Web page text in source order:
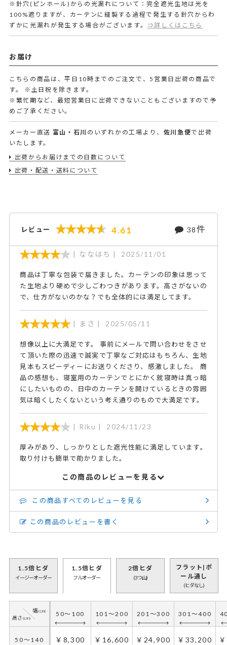
※針穴(ピンホール)からの光漏れについて：完全遮光生地は光を
100%遮りますが、カーテンに縫製する過程で発生する針穴からわ
ずかに光漏れが発生する場合がございます。 ⇒詳しくはこちら
お届け
こちらの商品は、平日10時までのご注文で、5営業日出荷の商品で
す。
※土日祝を除きます。
※繁忙期など、最短営業日に出荷できないこともございますので予
めご了承ください。
メーカー直送 富山・石川 のいずれかの工場より、 佐川急便で出荷
いたします。
出荷からお届けまでの日数について
出荷・配送・送料について
レビュー 4.61 38件
ななはち 2025/11/01
商品は丁寧な包装で届きました。カーテンの印象は思って
た生地より硬めで少しごわつきがあります。高さがないの
で、仕方がないのかな？でも全体的には満足してます。
まさ 2025/05/11
想像以上に大満足です。 事前にメールで問い合わせをさせ
て頂いた際の迅速で誠実で丁寧なご対応はもちろん、生地
見本もスピーディーにお送りくださり、感激しました。 商
品の感想も、寝室用のカーテンでとにかく就寝時は真っ暗
にしたいものの、日中のカーテンを開けているときの雰囲
気は暗くしたくないという考え通りのもので大満足です。
Riku 2024/11/23
厚みがあり、しっかりとした遮光性能に満足しています。
取り付けも簡単で助かりました。
この商品のレビューを見る
この商品すべてのレビューを見る
この商品のレビューを書く
1.5倍ヒダ
イージーオーダー
1.5倍ヒダ
フルオーダー
50～100 101～200 201～300 301～400
50～140 ￥8,300 ￥16,600 ￥24,900 ￥33,200
2倍ヒダ
(3つ山)
フラット|ポ
ール通し
(ヒダなし)